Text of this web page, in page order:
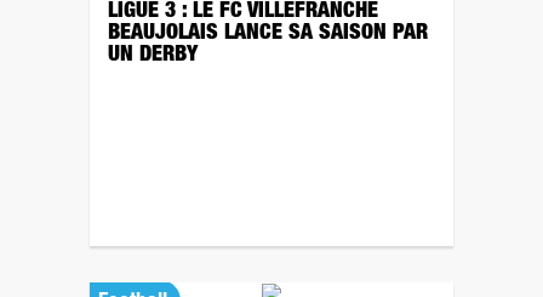
LIGUE 3 : LE FC VILLEFRANCHE
BEAUJOLAIS LANCE SA SAISON PAR
UN DERBY